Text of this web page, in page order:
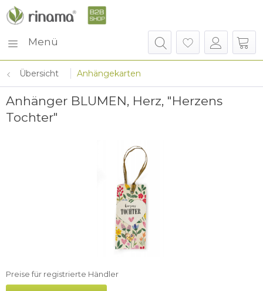
Menü
Übersicht Anhängekarten
Anhänger BLUMEN, Herz, "Herzens
Tochter"
Preise für registrierte Händler